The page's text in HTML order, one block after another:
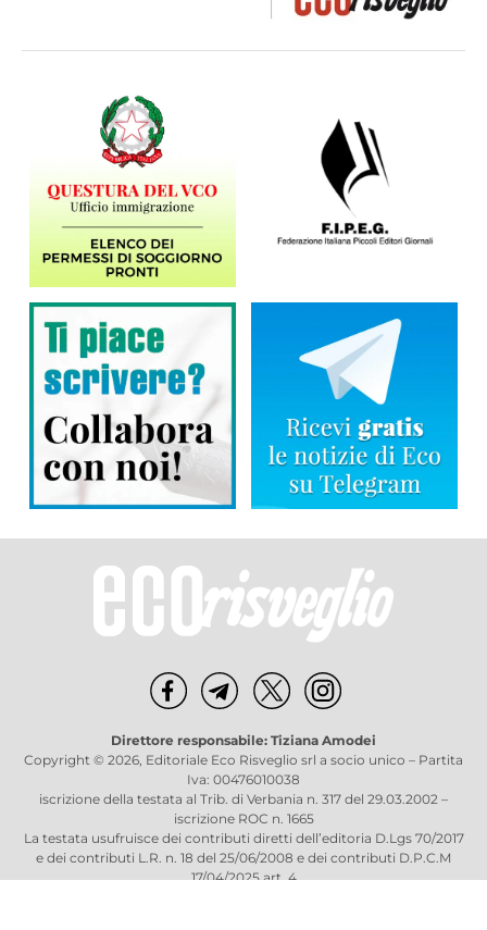
Direttore responsabile: Tiziana Amodei
Copyright © 2026, Editoriale Eco Risveglio srl a socio unico – Partita
Iva: 00476010038
iscrizione della testata al Trib. di Verbania n. 317 del 29.03.2002 –
iscrizione ROC n. 1665
La testata usufruisce dei contributi diretti dell’editoria D.Lgs 70/2017
e dei contributi L.R. n. 18 del 25/06/2008 e dei contributi D.P.C.M
17/04/2025 art. 4